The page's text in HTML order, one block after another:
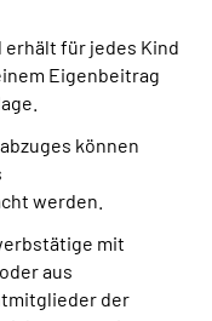
für jedes Kind
Eigenbeitrag
können
werden.
mit
aus
der